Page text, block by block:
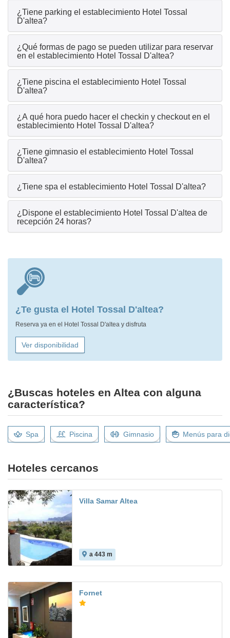
¿Tiene parking el establecimiento Hotel Tossal
D'altea?
¿Qué formas de pago se pueden utilizar para reservar
en el establecimiento Hotel Tossal D'altea?
¿Tiene piscina el establecimiento Hotel Tossal
D'altea?
¿A qué hora puedo hacer el checkin y checkout en el
establecimiento Hotel Tossal D'altea?
¿Tiene gimnasio el establecimiento Hotel Tossal
D'altea?
¿Tiene spa el establecimiento Hotel Tossal D'altea?
¿Dispone el establecimiento Hotel Tossal D'altea de
recepción 24 horas?
¿Te gusta el Hotel Tossal D'altea?
Reserva ya en el Hotel Tossal D'altea y disfruta
Ver disponibilidad
¿Buscas hoteles en Altea con alguna
característica?
Spa Piscina Gimnasio Menús para
Hoteles cercanos
Villa Samar Altea
a 443 m
Fornet